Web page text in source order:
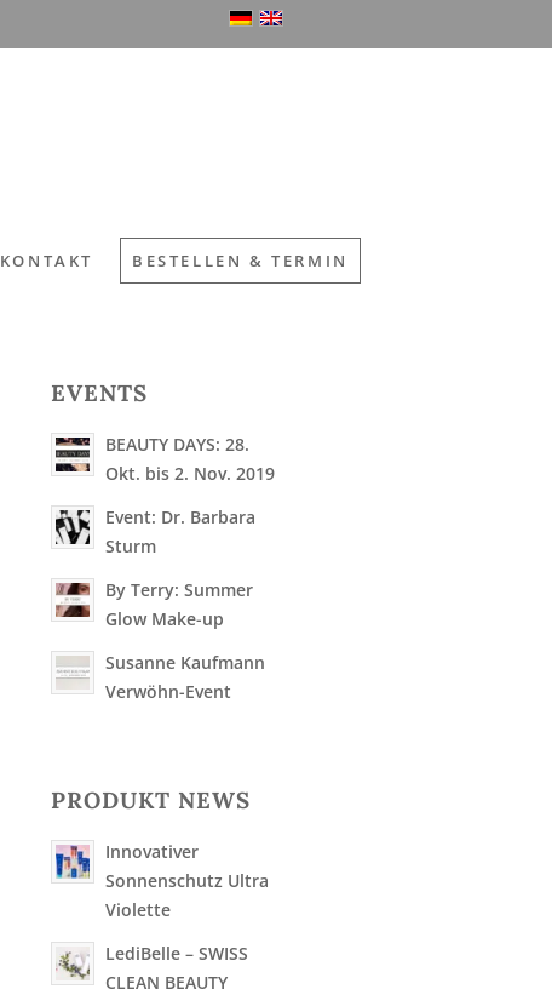
KONTAKT BESTELLEN & TERMIN
EVENTS
BEAUTY DAYS: 28.
Okt. bis 2. Nov. 2019
Event: Dr. Barbara
Sturm
By Terry: Summer
Glow Make-up
Susanne Kaufmann
Verwöhn-Event
PRODUKT NEWS
Innovativer
Sonnenschutz Ultra
Violette
LediBelle – SWISS
CLEAN BEAUTY